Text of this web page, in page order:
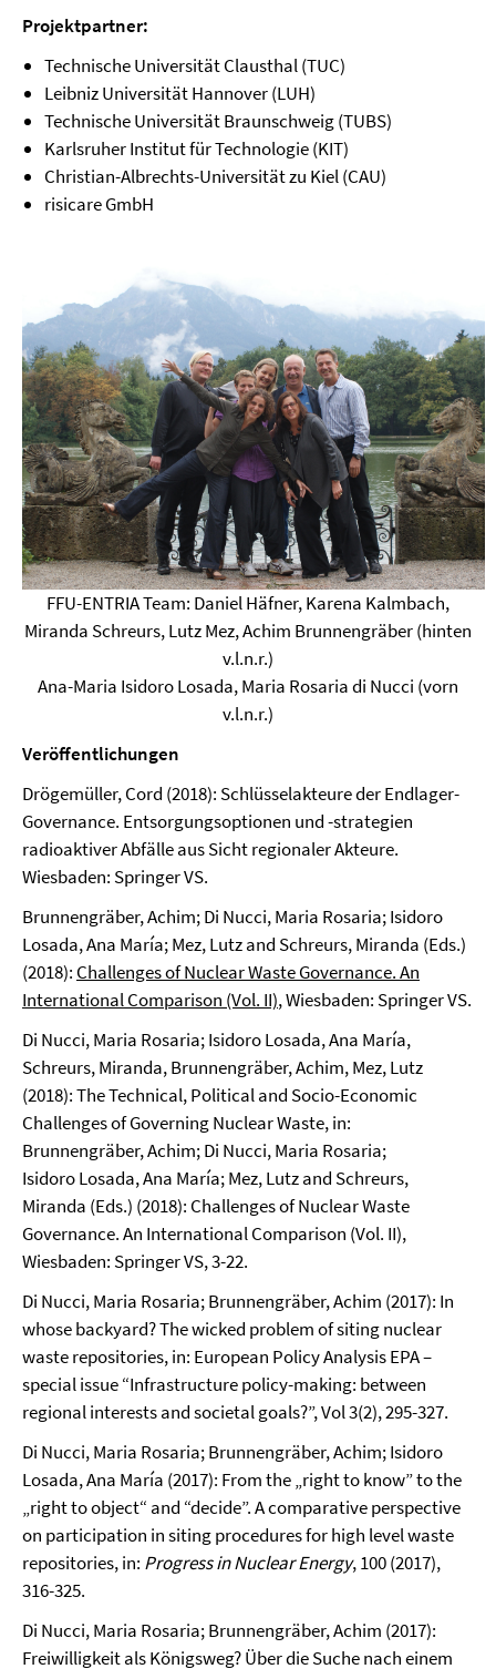
Projektpartner:
Technische Universität Clausthal (TUC)
Leibniz Universität Hannover (LUH)
Technische Universität Braunschweig (TUBS)
Karlsruher Institut für Technologie (KIT)
Christian-Albrechts-Universität zu Kiel (CAU)
risicare GmbH
FFU-ENTRIA Team: Daniel Häfner, Karena Kalmbach,
Miranda Schreurs, Lutz Mez, Achim Brunnengräber (hinten
v.l.n.r.)
Ana-Maria Isidoro Losada, Maria Rosaria di Nucci (vorn
v.l.n.r.)
Veröffentlichungen
Drögemüller, Cord (2018): Schlüsselakteure der Endlager-
Governance. Entsorgungsoptionen und -strategien
radioaktiver Abfälle aus Sicht regionaler Akteure.
Wiesbaden: Springer VS.
Brunnengräber, Achim; Di Nucci, Maria Rosaria; Isidoro
Losada, Ana María; Mez, Lutz and Schreurs, Miranda (Eds.)
(2018): Challenges of Nuclear Waste Governance. An
International Comparison (Vol. II), Wiesbaden: Springer VS.
Di Nucci, Maria Rosaria; Isidoro Losada, Ana María,
Schreurs, Miranda, Brunnengräber, Achim, Mez, Lutz
(2018): The Technical, Political and Socio-Economic
Challenges of Governing Nuclear Waste, in:
Brunnengräber, Achim; Di Nucci, Maria Rosaria;
Isidoro Losada, Ana María; Mez, Lutz and Schreurs,
Miranda (Eds.) (2018): Challenges of Nuclear Waste
Governance. An International Comparison (Vol. II),
Wiesbaden: Springer VS, 3-22.
Di Nucci, Maria Rosaria; Brunnengräber, Achim (2017): In
whose backyard? The wicked problem of siting nuclear
waste repositories, in: European Policy Analysis EPA –
special issue “Infrastructure policy-making: between
regional interests and societal goals?”, Vol 3(2), 295-327.
Di Nucci, Maria Rosaria; Brunnengräber, Achim; Isidoro
Losada, Ana María (2017): From the „right to know” to the
„right to object“ and “decide”. A comparative perspective
on participation in siting procedures for high level waste
repositories, in: Progress inNuclear Energy, 100 (2017),
316-325.
Di Nucci, Maria Rosaria; Brunnengräber, Achim (2017):
Freiwilligkeit als Königsweg? Über die Suche nach einem